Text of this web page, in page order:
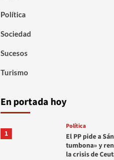
Política
Sociedad
Sucesos
Turismo
En portada hoy
1
Política
El PP pide a
tumbona» y
la crisis de